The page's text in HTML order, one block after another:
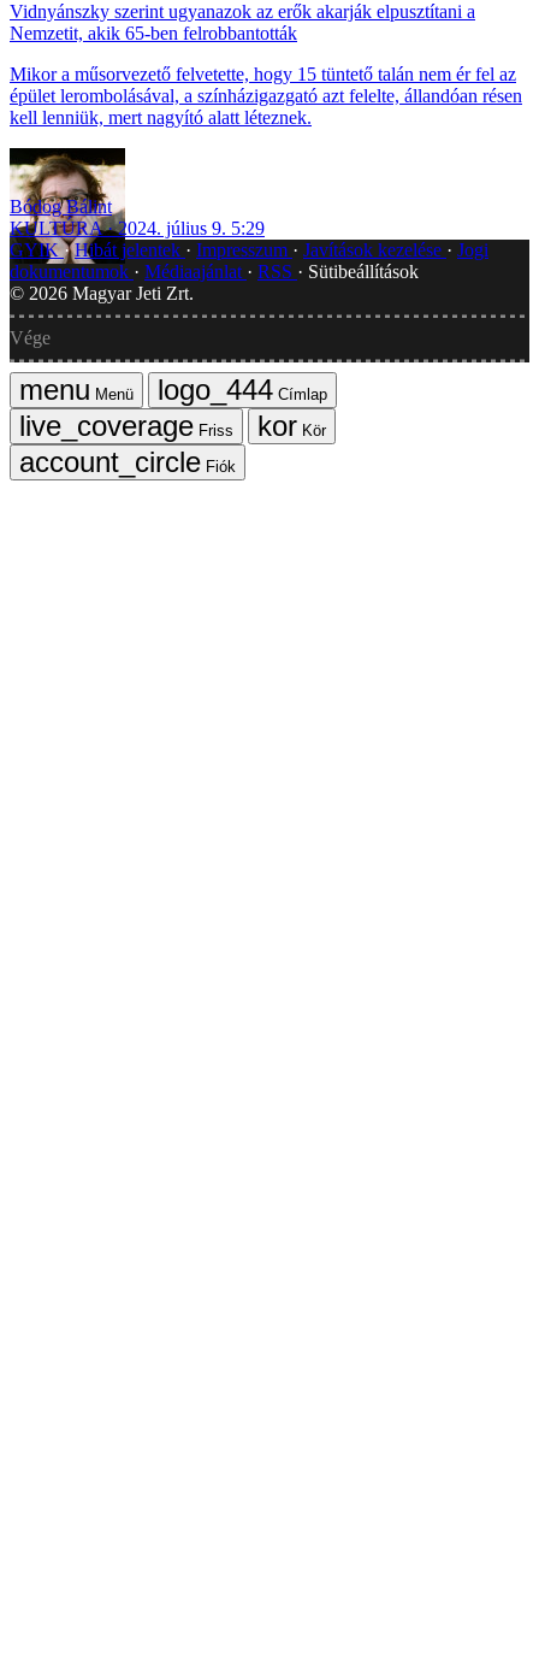
Vidnyánszky szerint ugyanazok az erők akarják elpusztítani a
Nemzetit, akik 65-ben felrobbantották
Mikor a műsorvezető felvetette, hogy 15 tüntető talán nem ér fel az
épület lerombolásával, a színházigazgató azt felelte, állandóan résen
kell lenniük, mert nagyító alatt léteznek.
Bódog Bálint
KULTÚRA
2024. július 9. 5:29
GYIK Hibát jelentek Impresszum Javítások kezelése
Jogi
dokumentumok
Médiaajánlat RSS
Sütibeállítások
© 2026 Magyar Jeti Zrt.
Vége
Menü
Címlap
Friss
Kör
Fiók